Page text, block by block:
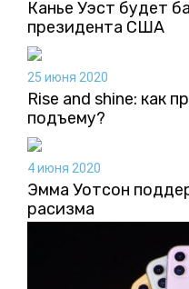
Канье Уэст будет
президента США
25 июня 2020
Rise and shine: как
подъему?
4 июня 2020
Эмма Уотсон
расизма